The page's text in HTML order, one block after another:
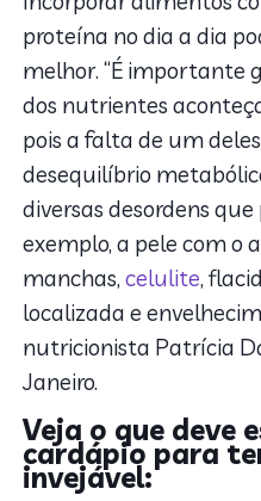
proteína no dia a dia
melhor. “É importante
dos nutrientes
pois a falta de um
desequilíbrio
diversas desordens
exemplo, a pele com o
manchas,celulite,
localizada e
nutricionista Patrícia
Janeiro.
Veja o que deve
cardápio para
invejável: